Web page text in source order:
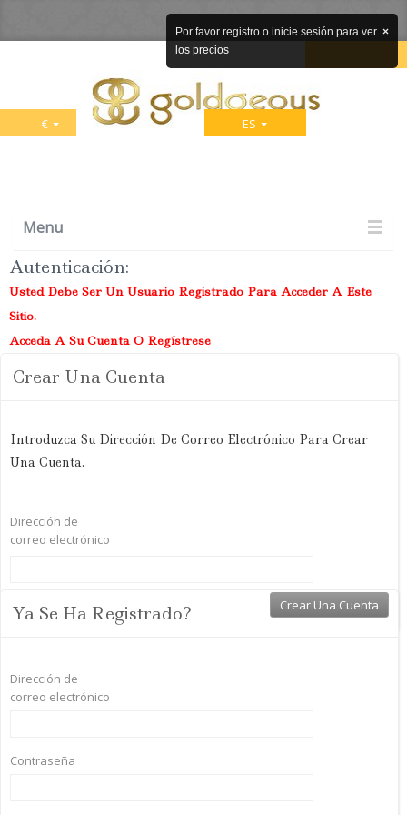
€ ES
Menu
Autenticación:
Usted Debe Ser Un Usuario Registrado Para Acceder A Este
Sitio.
Acceda A Su Cuenta O Regístrese
Crear Una Cuenta
Introduzca Su Dirección De Correo Electrónico Para Crear
Una Cuenta.
Dirección de
correo electrónico
Ya Se Ha Registrado?
Dirección de
correo electrónico
Contraseña
×
Por favor registro o inicie sesión para ver
los precios